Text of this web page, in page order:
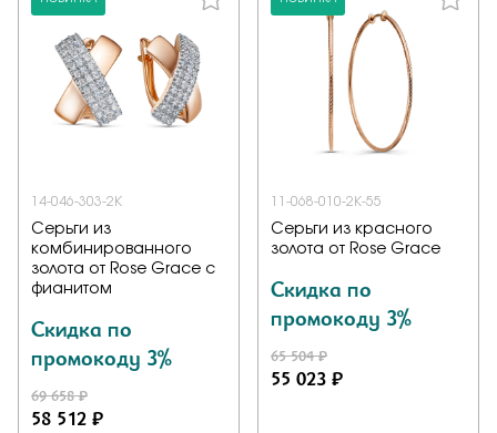
14-046-303-2К
Серьги из
комбинированного
золота от Rose Grace с
фианитом
Скидка по
промокоду 3%
69 658 ₽
58 512 ₽
11-068-010-2К-55
Серьги из красного
золота от Rose Grace
Скидка по
промокоду 3%
65 504 ₽
55 023 ₽